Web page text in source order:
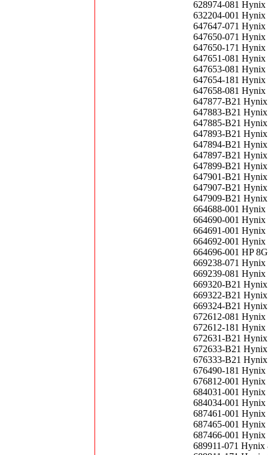
628974-081
632204-001
647647-071
647650-071
647650-171
647651-081
647653-081
647654-181
647658-081
647877-B21
647883-B21
647885-B21
647893-B21
647894-B21
647897-B21
647899-B21
647901-B21
647907-B21
647909-B21
664688-001
664690-001
664691-001
664692-001
664696-001 HP
669238-071
669239-081
669320-B21
669322-B21
669324-B21
672612-081
672612-181
672631-B21
672633-B21
676333-B21
676490-181
676812-001
684031-001
684034-001
687461-001
687465-001
687466-001
689911-071